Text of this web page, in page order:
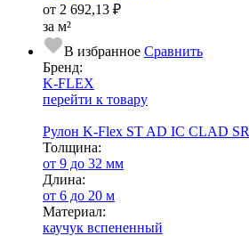
от 2 692,13 ₽
за м²
В избранное Сравнить
Бренд:
K-FLEX
перейти к товару
Рулон K-Flex ST AD IC CLAD SR
Тол­щи­на:
от 9 до 32 мм
Длина:
от 6 до 20 м
Ма­­те­­ри­­ал:
каучук вспененный